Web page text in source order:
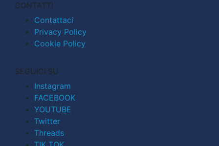
CONTATTI
Contattaci
Privacy Policy
Cookie Policy
SEGUICI SU
Instagram
FACEBOOK
YOUTUBE
Twitter
Threads